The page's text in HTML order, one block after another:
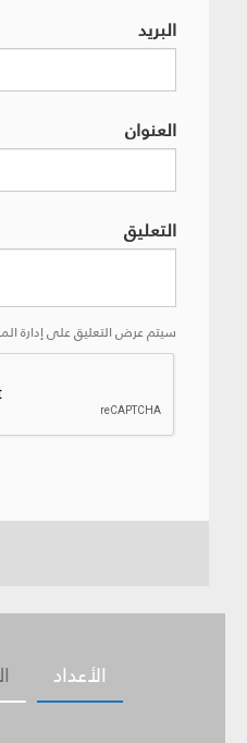
البريد
العنوان
التعليق
سيتم عرض التعليق على إدارة
الأعداد